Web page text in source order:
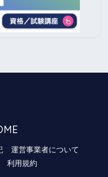
運営事業者について
利用規約